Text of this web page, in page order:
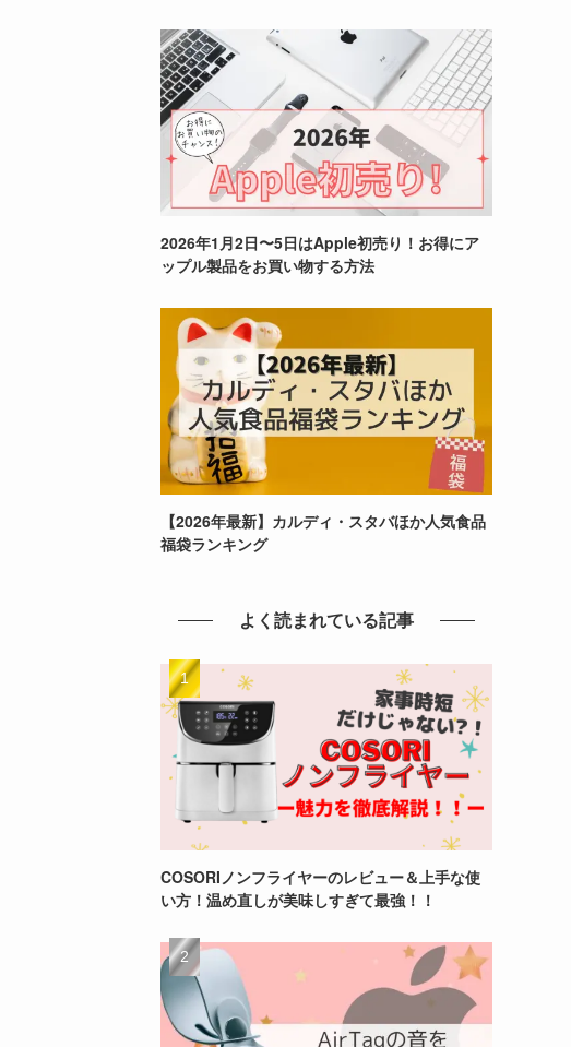
2026年1月2日〜5日はApple初売り！お得にア
ップル製品をお買い物する方法
【2026年最新】カルディ・スタバほか人気食品
福袋ランキング
よく読まれている記事
COSORIノンフライヤーのレビュー＆上手な使
い方！温め直しが美味しすぎて最強！！